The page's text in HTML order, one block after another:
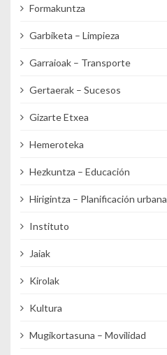
Formakuntza
Garbiketa – Limpieza
Garraioak – Transporte
Gertaerak – Sucesos
Gizarte Etxea
Hemeroteka
Hezkuntza – Educación
Hirigintza – Planificación urbana
Instituto
Jaiak
Kirolak
Kultura
Mugikortasuna – Movilidad